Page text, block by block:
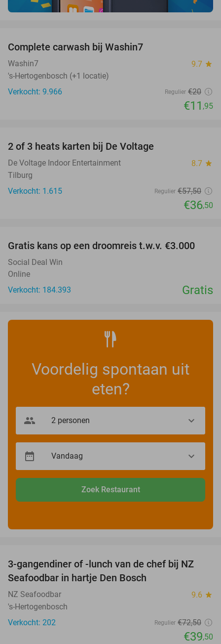
Complete carwash bij Washin7
Washin7 9.7 star
's-Hertogenbosch (+1 locatie)
Verkocht: 9.966
Regulier €20
€11 ,95
2 of 3 heats karten bij De Voltage
De Voltage Indoor Entertainment 8.7 star
Tilburg
Verkocht: 1.615
Regulier €57,50
€36,50
Gratis kans op een droomreis t.w.v. €3.000
Social Deal Win
Online
Verkocht: 184.393
Gratis
Voordelig spontaan uit
eten?
Zoek Restaurant
46%
3-gangendiner of -lunch van de chef bij NZ
Seafoodbar in hartje Den Bosch
NZ Seafoodbar 9.6 star
's-Hertogenbosch
Verkocht: 202
Regulier €72,50
€39,50